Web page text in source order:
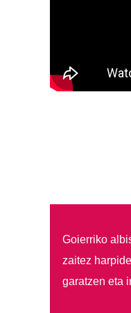
Goierriko
zaitez
garatzen eta